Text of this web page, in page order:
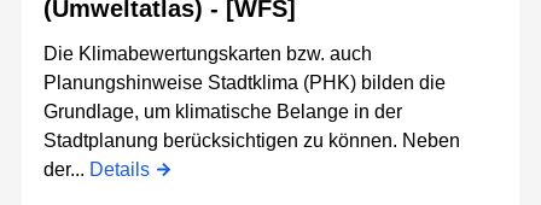
(Umweltatlas) - [WFS]
Die Klimabewertungskarten bzw. auch
Planungshinweise Stadtklima (PHK) bilden die
Grundlage, um klimatische Belange in der
Stadtplanung berücksichtigen zu können. Neben
der... Details